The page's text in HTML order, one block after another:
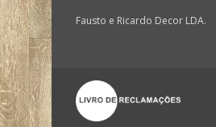
Fausto e Ricardo Decor LDA.